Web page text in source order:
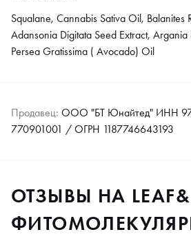
Squalane, Cannabis Sativa Oil, Balanites
Adansonia Digitata Seed Extract,
Persea Gratissima ( Avocado) Oil
Продавец: ООО "БТ Юнайтед" ИНН
770901001 / ОГРН 1187746643193
ОТЗЫВЫ НА